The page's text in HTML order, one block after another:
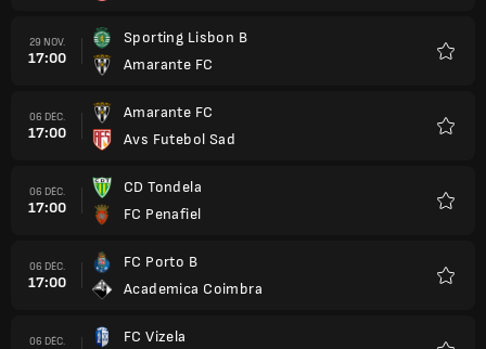
29 NOV.
17:00
Sporting Lisbon B
Amarante FC
06 DÉC.
17:00
Amarante FC
Avs Futebol Sad
06 DÉC.
17:00
CD Tondela
FC Penafiel
06 DÉC.
17:00
FC Porto B
Academica Coimbra
06 DÉC.
FC Vizela